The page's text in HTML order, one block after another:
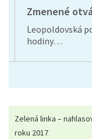
Zmenené
Leopoldovská
hodiny…
Zelená linka –
roku 2017